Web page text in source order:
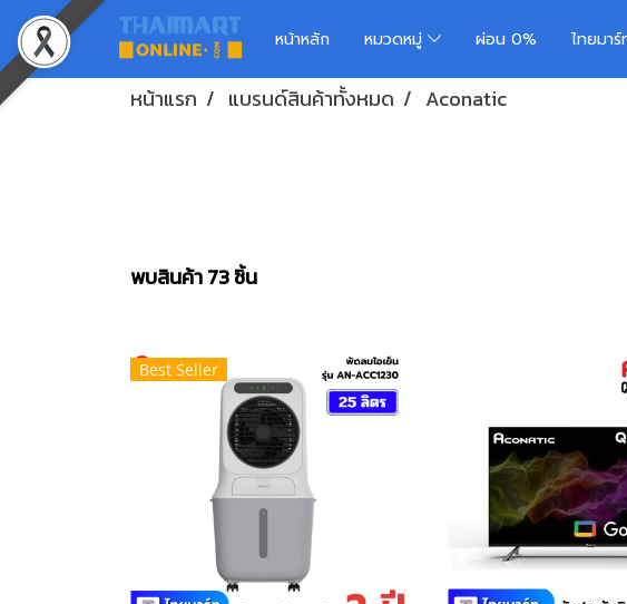
หน้าหลัก หมวดหมู่ ผ่อน 0% ไทยมา
หน้าแรก แบรนด์สินค้าทั้งหมด Aconatic
พบสินค้า 73 ชิ้น
Best Seller